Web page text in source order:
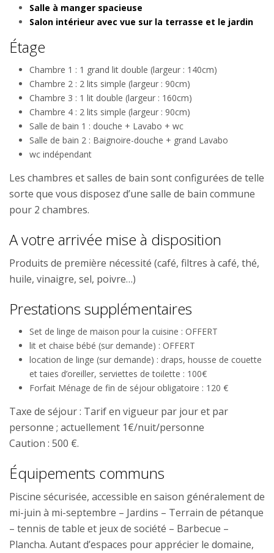
Salle à manger spacieuse
Salon intérieur avec vue sur la terrasse et le jardin
Étage
Chambre 1 : 1 grand lit double (largeur : 140cm)
Chambre 2 : 2 lits simple (largeur : 90cm)
Chambre 3 : 1 lit double (largeur : 160cm)
Chambre 4 : 2 lits simple (largeur : 90cm)
Salle de bain 1 : douche + Lavabo + wc
Salle de bain 2 : Baignoire-douche + grand Lavabo
wc indépendant
Les chambres et salles de bain sont configurées de telle
sorte que vous disposez d’une salle de bain commune
pour 2 chambres.
A votre arrivée mise à disposition
Produits de première nécessité (café, filtres à café, thé,
huile, vinaigre, sel, poivre…)
Prestations supplémentaires
Set de linge de maison pour la cuisine : OFFERT
lit et chaise bébé (sur demande) : OFFERT
location de linge (sur demande) : draps, housse de couette
et taies d’oreiller, serviettes de toilette : 100€
Forfait Ménage de fin de séjour obligatoire : 120 €
Taxe de séjour : Tarif en vigueur par jour et par
personne ; actuellement 1€/nuit/personne
Caution : 500 €.
Équipements communs
Piscine sécurisée, accessible en saison généralement de
mi-juin à mi-septembre – Jardins – Terrain de pétanque
– tennis de table et jeux de société – Barbecue –
Plancha. Autant d’espaces pour apprécier le domaine,